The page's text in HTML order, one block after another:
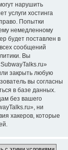
нарушить
услуги хостинга
Попытки
немедленному
будет поставлен в
сообщений
Вы
закрыть любую
вы согласны
в базе данных.
без вашего
ни
хакеров, которые